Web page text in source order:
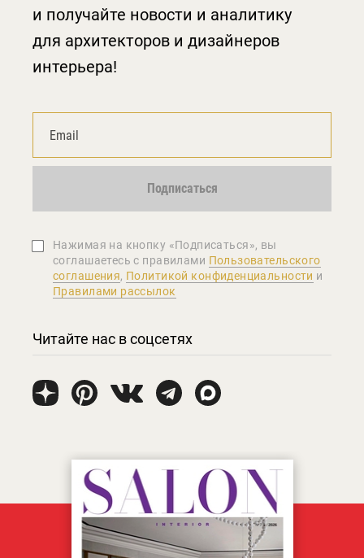
и получайте новости и аналитику
для архитекторов и дизайнеров
интерьера!
Подписаться
Нажимая на кнопку «Подписаться», вы
соглашаетеcь с правилами Пользовательского
соглашения, Политикой конфиденциальности и
Правилами рассылок
Читайте нас в соцсетях